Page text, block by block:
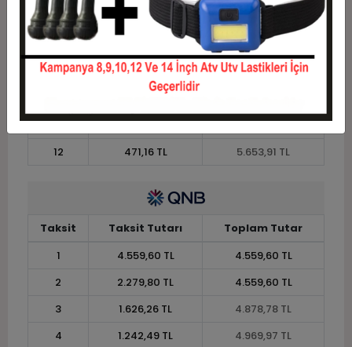
7
749,08 TL
5.243,54 TL
8
5.334,74 TL
9
602,88 TL
5.425,93 TL
551,71 TL
11
505,70 TL
5.562,72 TL
12
471,16 TL 5.653,91 TL
Taksit Taksit Tutarı
Toplam Tutar
1
4.559,60 TL
4.559,60 TL
2
2.279,80 TL
4.559,60 TL
3
1.626,26 TL
4.878,78 TL
4
1.242,49 TL
4.969,97 TL